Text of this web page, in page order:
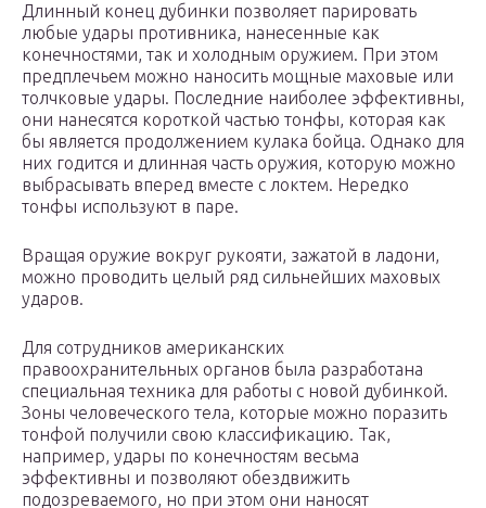
Длинный конец дубинки позволяет парировать
любые удары противника, нанесенные как
конечностями, так и холодным оружием. При этом
предплечьем можно наносить мощные маховые или
толчковые удары. Последние наиболее эффективны,
они нанесятся короткой частью тонфы, которая как
бы является продолжением кулака бойца. Однако для
них годится и длинная часть оружия, которую можно
выбрасывать вперед вместе с локтем. Нередко
тонфы используют в паре.
Вращая оружие вокруг рукояти, зажатой в ладони,
можно проводить целый ряд сильнейших маховых
ударов.
Для сотрудников американских
правоохранительных органов была разработана
специальная техника для работы с новой дубинкой.
Зоны человеческого тела, которые можно поразить
тонфой получили свою классификацию. Так,
например, удары по конечностям весьма
эффективны и позволяют обездвижить
подозреваемого, но при этом они наносят